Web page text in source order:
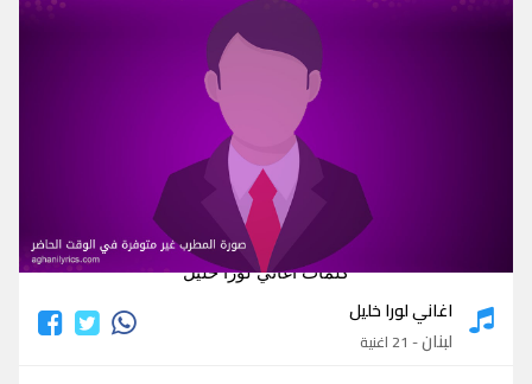
كلمات اغاني لورا خليل
اغاني لورا خليل
لبنان- 21 اغنية